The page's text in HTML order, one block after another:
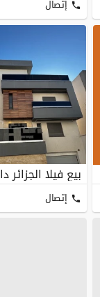
إتصال
بيع فيلا الجزائر
إتصال